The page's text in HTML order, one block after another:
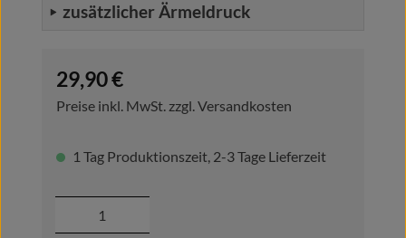
zusätzlicher Ärmeldruck
Regulärer Preis:
29,90 €
Preise inkl. MwSt. zzgl. Versandkosten
1 Tag Produktionszeit, 2-3 Tage Lieferzeit
Produkt Anzahl: Gib den gewünschten